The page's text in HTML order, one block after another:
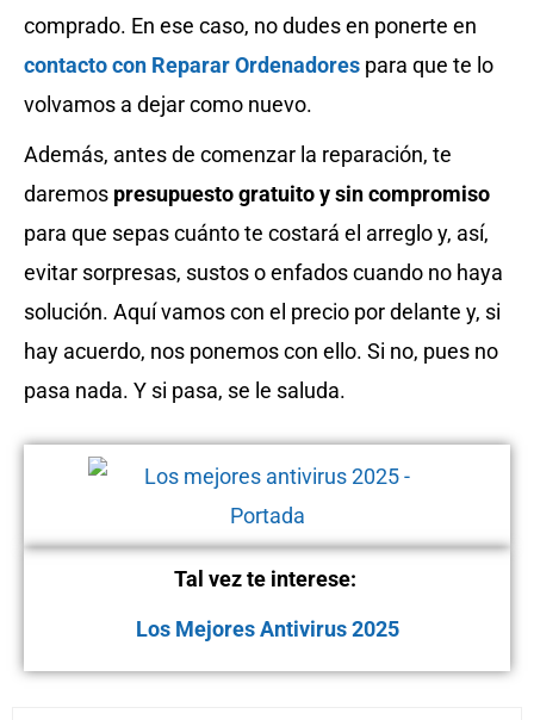
comprado. En ese caso, no dudes en ponerte en
contacto con Reparar Ordenadores para que te lo
volvamos a dejar como nuevo.
Además, antes de comenzar la reparación, te
daremos presupuesto gratuito y sin compromiso
para que sepas cuánto te costará el arreglo y, así,
evitar sorpresas, sustos o enfados cuando no haya
solución. Aquí vamos con el precio por delante y, si
hay acuerdo, nos ponemos con ello. Si no, pues no
pasa nada. Y si pasa, se le saluda.
Tal vez te interese:
Los Mejores Antivirus 2025